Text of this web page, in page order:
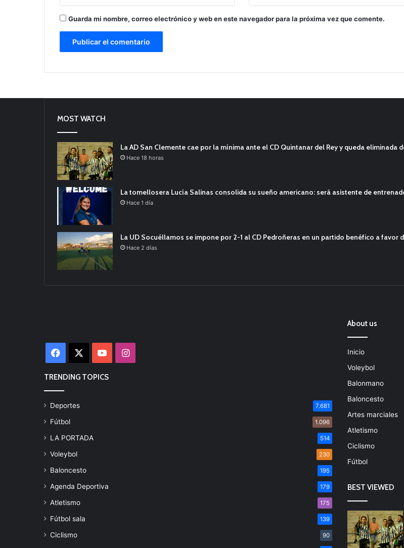
Guarda mi nombre, correo electrónico y web en este navegador para la próxima vez que comente.
MOST WATCH
La AD San Clemente cae por la mínima ante el CD Quintanar del Rey y queda eliminada
Hace 18 horas
La tomellosera Lucía Salinas consolida su sueño americano: será asistente de
Hace 1 día
La UD Socuéllamos se impone por 2-1 al CD Pedroñeras en un partido benéfico a favor
Hace 2 días
Facebook YouTubeInstagram
TRENDING TOPICS
Deportes 7.681
Fútbol 1.096
LA PORTADA 514
Voleybol 230
Baloncesto 195
Agenda Deportiva 179
Atletismo 175
Fútbol sala 139
Ciclismo 90
About us
Inicio
Voleybol
Balonmano
Baloncesto
Artes marciales
Atletismo
Ciclismo
Fútbol
BEST VIEWED